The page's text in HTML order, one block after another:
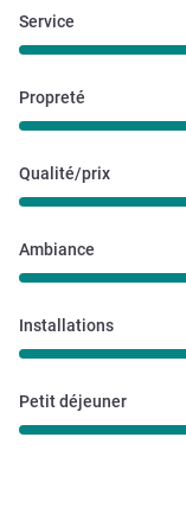
Service
Propreté
Qualité/prix
Ambiance
Installations
Petit déjeuner